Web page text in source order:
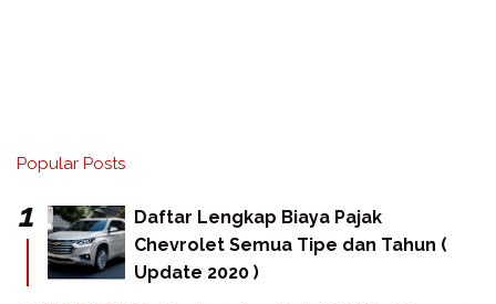
Popular Posts
Daftar Lengkap Biaya Pajak
Chevrolet Semua Tipe dan Tahun (
Update 2020 )